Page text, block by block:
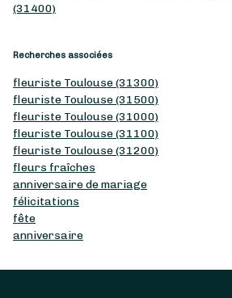
(31400)
Recherches associées
fleuriste Toulouse (31300)
fleuriste Toulouse (31500)
fleuriste Toulouse (31000)
fleuriste Toulouse (31100)
fleuriste Toulouse (31200)
fleurs fraîches
anniversaire de mariage
félicitations
fête
anniversaire